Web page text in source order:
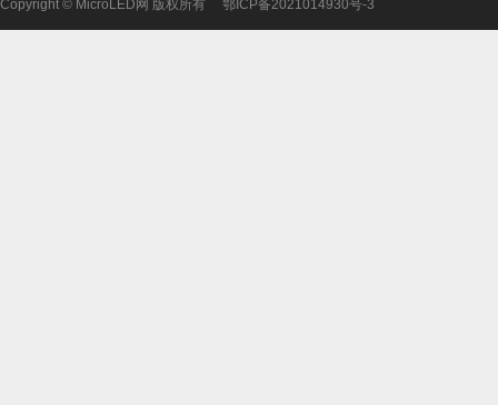
Copyright © MicroLED网 版权所有 鄂ICP备2021014930号-3